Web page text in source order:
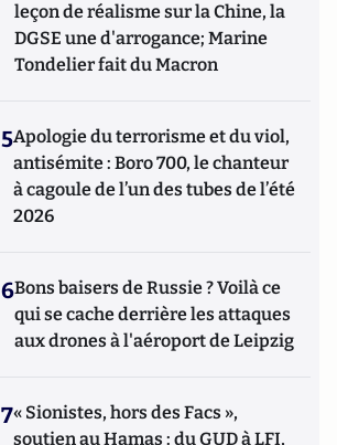
leçon de réalisme sur la Chine, la
DGSE une d'arrogance; Marine
Tondelier fait du Macron
5Apologie du terrorisme et du viol,
antisémite : Boro 700, le chanteur
à cagoule de l’un des tubes de l’été
2026
6Bons baisers de Russie ? Voilà ce
qui se cache derrière les attaques
aux drones à l'aéroport de Leipzig
7« Sionistes, hors des Facs »,
soutien au Hamas : du GUD à LFI,